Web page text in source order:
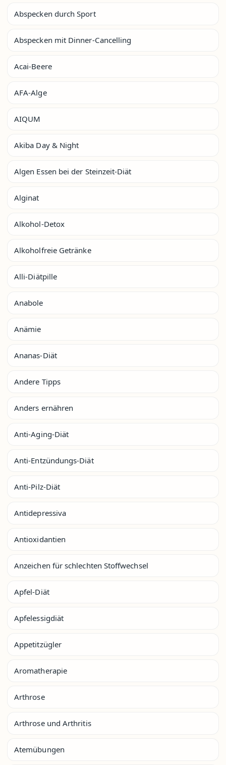
Abspecken durch Sport
Abspecken mit Dinner-Cancelling
Acai-Beere
AFA-Alge
AIQUM
Akiba Day & Night
Algen Essen bei der Steinzeit-Diät
Alginat
Alkohol-Detox
Alkoholfreie Getränke
Alli-Diätpille
Anabole
Anämie
Ananas-Diät
Andere Tipps
Anders ernähren
Anti-Aging-Diät
Anti-Entzündungs-Diät
Anti-Pilz-Diät
Antidepressiva
Antioxidantien
Anzeichen für schlechten Stoffwechsel
Apfel-Diät
Apfelessigdiät
Appetitzügler
Aromatherapie
Arthrose
Arthrose und Arthritis
Atemübungen